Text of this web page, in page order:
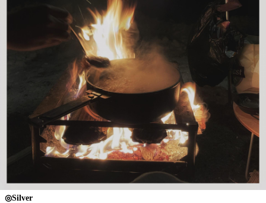
◎Silver